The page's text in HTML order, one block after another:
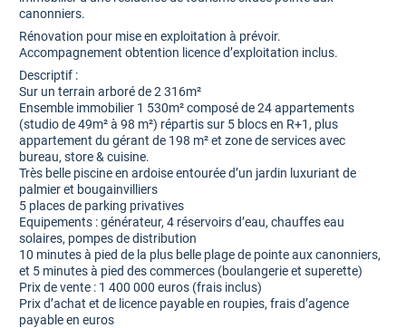
canonniers.
Rénovation pour mise en exploitation à prévoir.
Accompagnement obtention licence d’exploitation inclus.
Descriptif :
Sur un terrain arboré de 2 316m²
Ensemble immobilier 1 530m² composé de 24 appartements
(studio de 49m² à 98 m²) répartis sur 5 blocs en R+1, plus
appartement du gérant de 198 m² et zone de services avec
bureau, store & cuisine.
Très belle piscine en ardoise entourée d’un jardin luxuriant de
palmier et bougainvilliers
5 places de parking privatives
Equipements : générateur, 4 réservoirs d’eau, chauffes eau
solaires, pompes de distribution
10 minutes à pied de la plus belle plage de pointe aux canonniers,
et 5 minutes à pied des commerces (boulangerie et superette)
Prix de vente : 1 400 000 euros (frais inclus)
Prix d’achat et de licence payable en roupies, frais d’agence
payable en euros